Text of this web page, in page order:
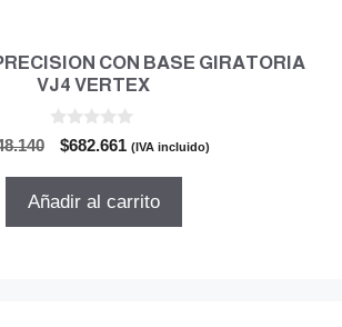
CON BASE GIRATORIA
VJ4 VERTEX
El
original
$682.661El
actual
(IVA incluido)
Añadir al carrito